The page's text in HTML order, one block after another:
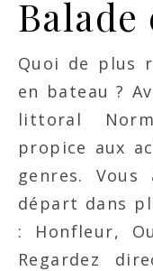
Balade
Quoi de plus
en bateau ?
littoral
propice aux
genres.
départ dans
: Honfleur,
Regardez